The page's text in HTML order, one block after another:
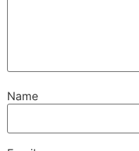
Name